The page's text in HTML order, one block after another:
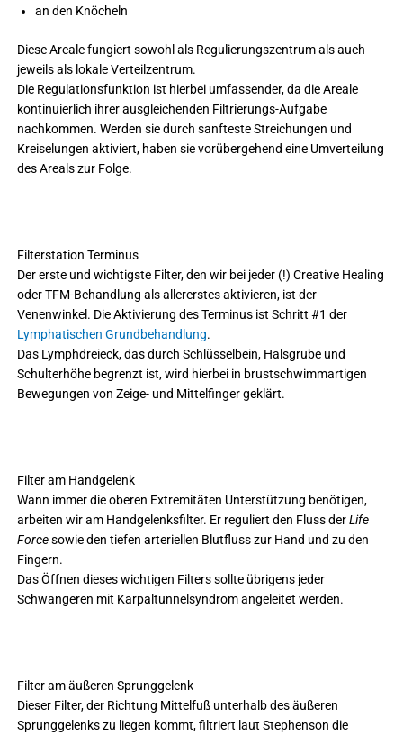
an den Knöcheln
Diese Areale fungiert sowohl als Regulierungszentrum als auch
jeweils als lokale Verteilzentrum.
Die Regulationsfunktion ist hierbei umfassender, da die Areale
kontinuierlich ihrer ausgleichenden Filtrierungs-Aufgabe
nachkommen. Werden sie durch sanfteste Streichungen und
Kreiselungen aktiviert, haben sie vorübergehend eine Umverteilung
des Areals zur Folge.
Filterstation Terminus
Der erste und wichtigste Filter, den wir bei jeder (!) Creative Healing
oder TFM-Behandlung als allererstes aktivieren, ist der
Venenwinkel. Die Aktivierung des Terminus ist Schritt #1 der
Lymphatischen Grundbehandlung.
Das Lymphdreieck, das durch Schlüsselbein, Halsgrube und
Schulterhöhe begrenzt ist, wird hierbei in brustschwimmartigen
Bewegungen von Zeige- und Mittelfinger geklärt.
Filter am Handgelenk
Wann immer die oberen Extremitäten Unterstützung benötigen,
arbeiten wir am Handgelenksfilter. Er reguliert den Fluss derLife
Forcesowie den tiefen arteriellen Blutfluss zur Hand und zu den
Fingern.
Das Öffnen dieses wichtigen Filters sollte übrigens jeder
Schwangeren mit Karpaltunnelsyndrom angeleitet werden.
Filter am äußeren Sprunggelenk
Dieser Filter, der Richtung Mittelfuß unterhalb des äußeren
Sprunggelenks zu liegen kommt, filtriert laut Stephenson die